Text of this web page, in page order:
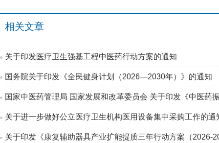
相关文章
关于印发医疗卫生强基工程中医药行动方案的通知
国务院关于印发《全民健身计划（2026—2030年）》的通知
国家中医药管理局 国家发展和改革委员会 关于印发《中医药
关于进一步做好公立医疗卫生机构医用设备集中采购工作的通
关于印发《康复辅助器具产业扩能提质三年行动方案（2026-